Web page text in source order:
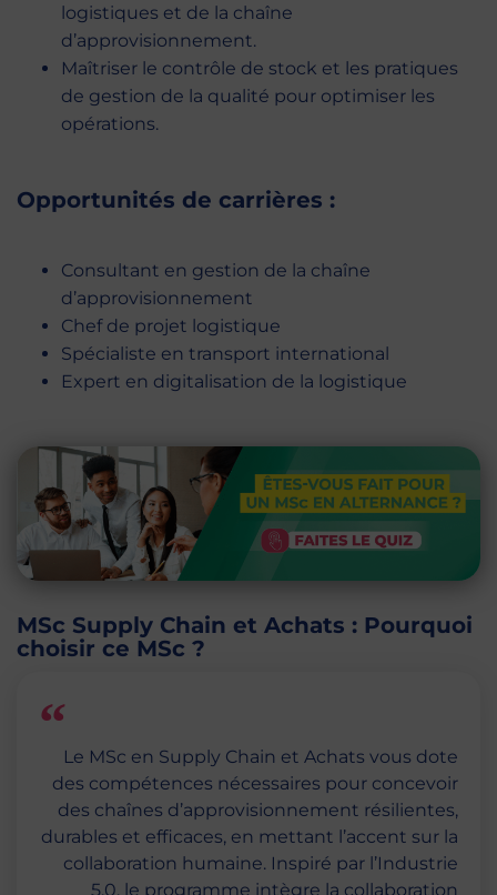
logistiques et de la chaîne
d’approvisionnement.
Maîtriser le contrôle de stock et les pratiques
de gestion de la qualité pour optimiser les
opérations.
Opportunités de carrières :
Consultant en gestion de la chaîne
d’approvisionnement
Chef de projet logistique
Spécialiste en transport international
Expert en digitalisation de la logistique
MSc Supply Chain et Achats : Pourquoi
choisir ce MSc ?
Le MSc en Supply Chain et Achats vous dote
des compétences nécessaires pour concevoir
des chaînes d’approvisionnement résilientes,
durables et efficaces, en mettant l’accent sur la
collaboration humaine. Inspiré par l’Industrie
5.0, le programme intègre la collaboration